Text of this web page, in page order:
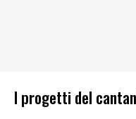
I progetti del